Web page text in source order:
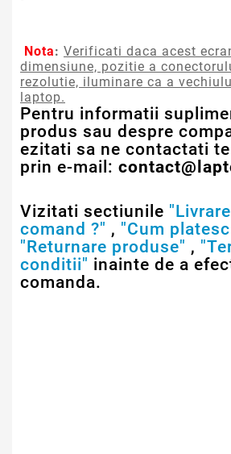
Nota: Verificati daca acest
dimensiune, pozitie a
rezolutie, iluminare ca a
laptop.
Pentru informatii
produs sau despre
ezitati sa ne contactati
prin e-mail:
Vizitati sectiunile
comand ?" , "Cum
"Returnare produse" ,
conditii" inainte de a
comanda.